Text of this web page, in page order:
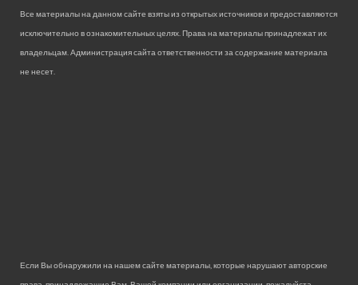
Все материалы на данном сайте взяты из открытых источников и предоставляются
исключительно в ознакомительных целях. Права на материалы принадлежат их
владельцам. Администрация сайта ответственности за содержание материала
не несет.
Если Вы обнаружили на нашем сайте материалы, которые нарушают авторские